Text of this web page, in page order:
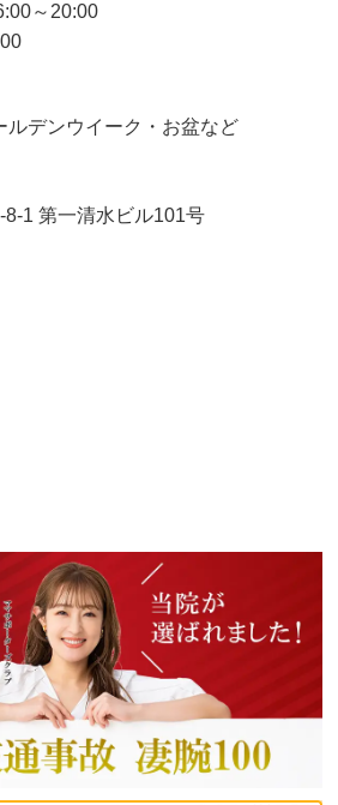
～20:00
ルデンウイーク・お盆など
1 第一清水ビル101号